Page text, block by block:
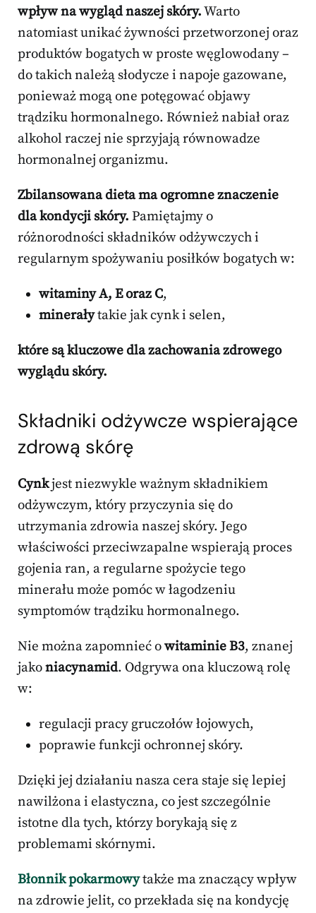
wpływ na wygląd naszej skóry.Warto
natomiast unikać żywności przetworzonej oraz
produktów bogatych w proste węglowodany –
do takich należą słodycze i napoje gazowane,
ponieważ mogą one potęgować objawy
trądziku hormonalnego. Również nabiał oraz
alkohol raczej nie sprzyjają równowadze
hormonalnej organizmu.
Zbilansowana dieta ma ogromne znaczenie
dla kondycji skóry. Pamiętajmy o
różnorodności składników odżywczych i
regularnym spożywaniu posiłków bogatych w:
witaminy A, E oraz C,
minerałytakie jak cynk i selen,
które są kluczowe dla zachowania zdrowego
wyglądu skóry.
Składniki odżywcze wspierające
zdrową skórę
Cynkjest niezwykle ważnym składnikiem
odżywczym, który przyczynia się do
utrzymania zdrowia naszej skóry. Jego
właściwości przeciwzapalne wspierają proces
gojenia ran, a regularne spożycie tego
minerału może pomóc w łagodzeniu
symptomów trądziku hormonalnego.
Nie można zapomnieć owitaminie B3, znanej
jakoniacynamid. Odgrywa ona kluczową rolę
w:
regulacji pracy gruczołów łojowych,
poprawie funkcji ochronnej skóry.
Dzięki jej działaniu nasza cera staje się lepiej
nawilżona i elastyczna, co jest szczególnie
istotne dla tych, którzy borykają się z
problemami skórnymi.
Błonnik pokarmowytakże ma znaczący wpływ
na zdrowie jelit, co przekłada się na kondycję